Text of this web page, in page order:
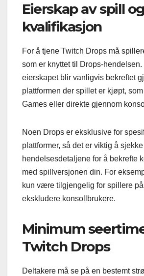
Eierskap av spill og
kvalifikasjon
For å tjene Twitch Drops må
som er knyttet til Drops-hendelsen.
eierskapet blir vanligvis bekreftet
plattformen der spillet er kjøpt,
Games eller direkte gjennom
Noen Drops er eksklusive for
plattformer, så det er viktig å sjekke
hendelsesdetaljene for å bekrefte
med spillversjonen din. For
kun være tilgjengelig for spillere
ekskludere konsollbrukere.
Minimum
Twitch Drops
Deltakere må se på en bestemt